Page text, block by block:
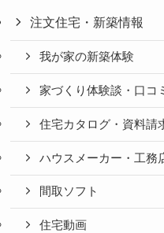
注文住宅・新築情報
我が家の新築体験
家づくり体験談・口コ
住宅カタログ・資料請
ハウスメーカー・工務
間取ソフト
住宅動画